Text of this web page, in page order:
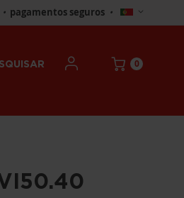
• pagamentos seguros •
Selecionar
Loja
0